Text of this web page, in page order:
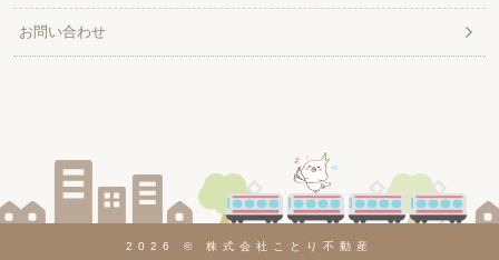
お問い合わせ
2026 © 株式会社ことり不動産